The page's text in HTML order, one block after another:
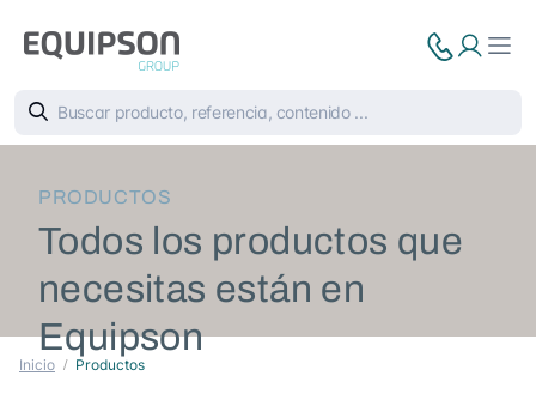
PRODUCTOS
Todos los productos que
necesitas están en
Equipson
Inicio Productos